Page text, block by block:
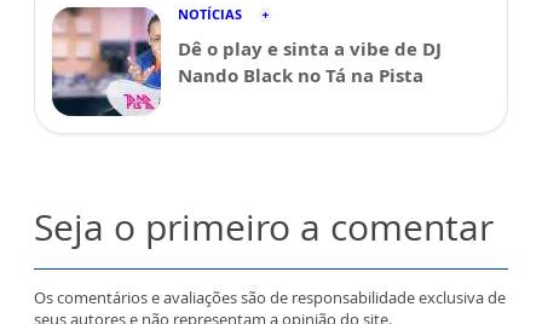
NOTÍCIAS
Dê o play e sinta a vibe de DJ
Nando Black no Tá na Pista
Seja o primeiro a comentar
Os comentários e avaliações são de responsabilidade exclusiva de
seus autores e não representam a opinião do site.